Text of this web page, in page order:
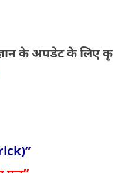
के अपडेट के लिए कृ